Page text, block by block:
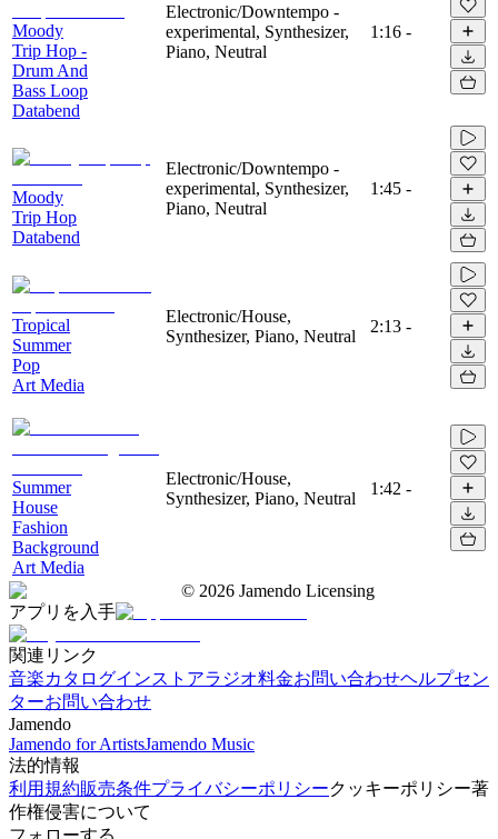
Moody
Trip Hop -
Drum And
Bass Loop
Databend
Electronic/Downtempo -
experimental, Synthesizer,
Piano, Neutral
1:16 -
Moody
Trip Hop
Databend
Electronic/Downtempo -
experimental, Synthesizer,
Piano, Neutral
1:45 -
Tropical
Summer
Pop
Art Media
Electronic/House,
Synthesizer, Piano, Neutral
2:13 -
Summer
House
Fashion
Background
Art Media
Electronic/House,
Synthesizer, Piano, Neutral
1:42 -
© 2026 Jamendo Licensing
アプリを入手
関連リンク
音楽カタログインストアラジオ料金お問い合わせヘルプセン
ターお問い合わせ
Jamendo
Jamendo for ArtistsJamendo Music
法的情報
利用規約販売条件プライバシーポリシークッキーポリシー著
作権侵害について
フォローする